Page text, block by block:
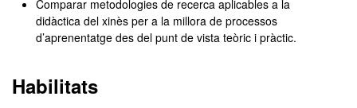
Comparar metodologies de recerca aplicables a la
didàctica del xinès per a la millora de processos
d’aprenentatge des del punt de vista teòric i pràctic.
Habilitats